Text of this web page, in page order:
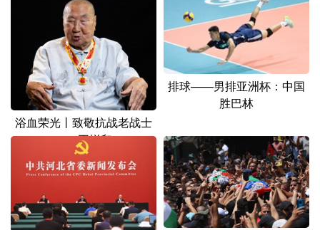
青海 宁夏
新疆 内蒙古 黑龙江
多语种频道
English Español Français عربى
Русский язык 日本語 한국어
Deutsch Português
浴血荣光丨致敬抗战老战士
——王增印
排球——男排亚洲杯：中国
胜巴林